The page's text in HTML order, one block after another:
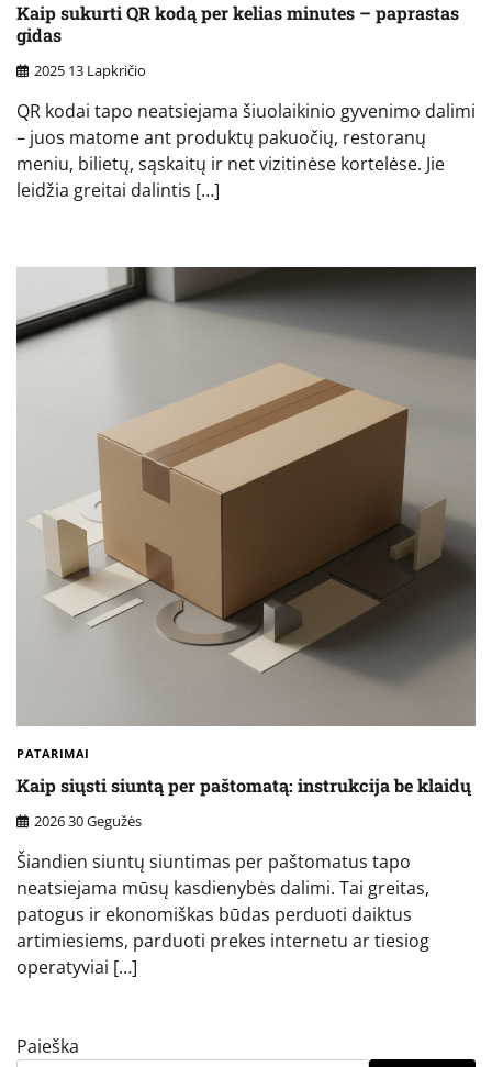
Kaip sukurti QR kodą per kelias minutes – paprastas
gidas
2025 13 Lapkričio
QR kodai tapo neatsiejama šiuolaikinio gyvenimo dalimi
– juos matome ant produktų pakuočių, restoranų
meniu, bilietų, sąskaitų ir net vizitinėse kortelėse. Jie
leidžia greitai dalintis […]
PATARIMAI
Kaip siųsti siuntą per paštomatą: instrukcija be klaidų
2026 30 Gegužės
Šiandien siuntų siuntimas per paštomatus tapo
neatsiejama mūsų kasdienybės dalimi. Tai greitas,
patogus ir ekonomiškas būdas perduoti daiktus
artimiesiems, parduoti prekes internetu ar tiesiog
operatyviai […]
Paieška